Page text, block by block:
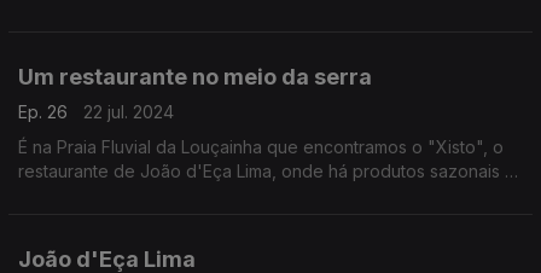
Um restaurante no meio da serra
Ep. 26
22 jul. 2024
É na Praia Fluvial da Louçainha que encontramos o "Xisto", o
restaurante de João d'Eça Lima, onde há produtos sazonais e
João d'Eça Lima